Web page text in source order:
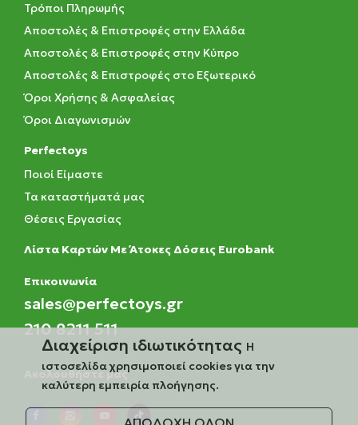
Τρόποι Πληρωμής
Αποστολές & Επιστροφές στην Ελλάδα
Αποστολές & Επιστροφές στην Κύπρο
Αποστολές & Επιστροφές στο Εξωτερικό
Όροι Χρήσης & Ασφαλείας
Όροι Διαγωνισμών
Perfectoys
Ποιοί Είμαστε
Τα καταστήματά μας
Θέσεις Εργασίας
Λίστα Καρτών Με Άτοκες Δόσεις Eurobank
Eπικοινωνία
sales@perfectoys.gr
210 8211 511
Ακολουθήστε μας
Διαχείριση ιδιωτικότητας Η
ιστοσελίδα χρησιμοποιεί cookies για την
καλύτερη εμπειρία πλοήγησης.